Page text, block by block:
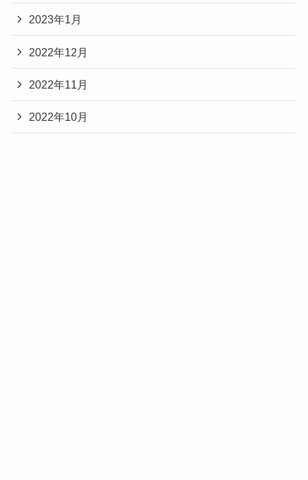
2023年1月
2022年12月
2022年11月
2022年10月